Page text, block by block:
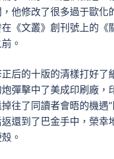
他修改了很多過于歐
《文叢》創刊號上的
。
后的十版的清樣打好了
彈擊中了美成印刷廠
掉往了同讀者會晤的機
還到了巴金手中，榮
。